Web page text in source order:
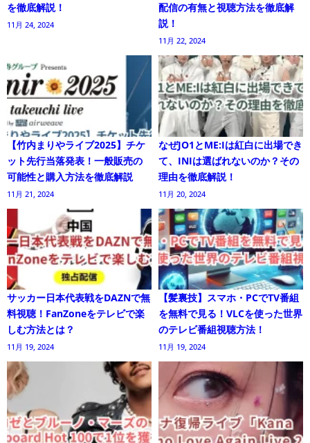
を徹底解説！
11月 24, 2024
配信の有無と視聴方法を徹底解
説！
11月 22, 2024
【竹内まりやライブ2025】チケ
ット先行当落発表！一般販売の
可能性と購入方法を徹底解説
11月 21, 2024
なぜJO1とME:Iは紅白に出場でき
て、INIは選ばれないのか？その
理由を徹底解説！
11月 20, 2024
サッカー日本代表戦をDAZNで無
料視聴！FanZoneをテレビで楽
しむ方法とは？
11月 19, 2024
【髪裏技】スマホ・PCでTV番組
を無料で見る！VLCを使った世界
のテレビ番組視聴方法！
11月 19, 2024